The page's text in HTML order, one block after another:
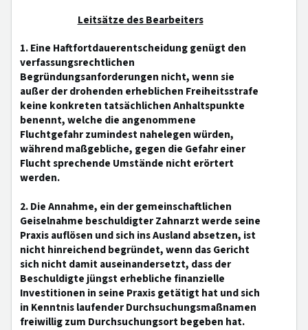
Leitsätze des Bearbeiters
1. Eine Haftfortdauerentscheidung genügt den
verfassungsrechtlichen
Begründungsanforderungen nicht, wenn sie
außer der drohenden erheblichen Freiheitsstrafe
keine konkreten tatsächlichen Anhaltspunkte
benennt, welche die angenommene
Fluchtgefahr zumindest nahelegen würden,
während maßgebliche, gegen die Gefahr einer
Flucht sprechende Umstände nicht erörtert
werden.
2. Die Annahme, ein der gemeinschaftlichen
Geiselnahme beschuldigter Zahnarzt werde seine
Praxis auflösen und sich ins Ausland absetzen, ist
nicht hinreichend begründet, wenn das Gericht
sich nicht damit auseinandersetzt, dass der
Beschuldigte jüngst erhebliche finanzielle
Investitionen in seine Praxis getätigt hat und sich
in Kenntnis laufender Durchsuchungsmaßnamen
freiwillig zum Durchsuchungsort begeben hat.